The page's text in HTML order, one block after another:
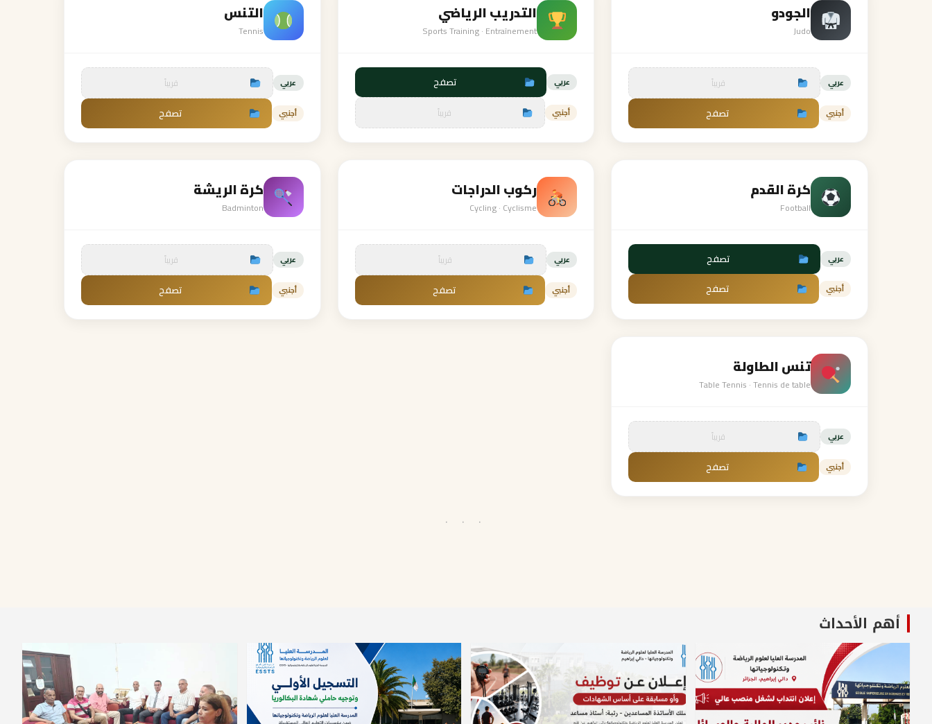
الجودو
Judo
عربي قريباً
أجنبي تصفح
التدريب الرياضي
Sports Training · Entraînement
عربي تصفح
أجنبي قريباً
التنس
Tennis
عربي قريباً
أجنبي تصفح
كرة القدم
Football
عربي تصفح
أجنبي تصفح
ركوب الدراجات
Cycling · Cyclisme
عربي قريباً
أجنبي تصفح
كرة الريشة
Badminton
عربي قريباً
أجنبي تصفح
تنس الطاولة
Table Tennis · Tennis de table
عربي قريباً
أجنبي تصفح
· · ·
أهم الأحداث